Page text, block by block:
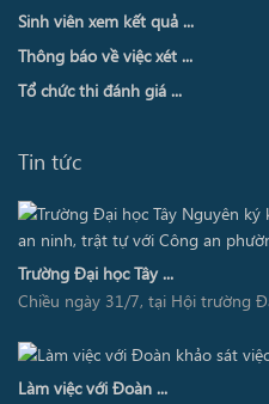
Sinh viên xem kết quả ...
Thông báo về việc xét ...
Tổ chức thi đánh giá ...
Tin tức
Trường Đại học Tây ...
Chiều ngày 31/7, tại Hội trường
Làm việc với Đoàn ...